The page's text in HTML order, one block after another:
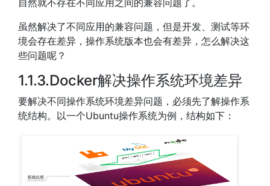
虽然解决了不同应用的兼容问题，但是开发、测试等环
境会存在差异，操作系统版本也会有差异，怎么解决这
些问题呢？
1.1.3.Docker解决操作系统环境差异
要解决不同操作系统环境差异问题，必须先了解操作系
统结构。以一个Ubuntu操作系统为例，结构如下：